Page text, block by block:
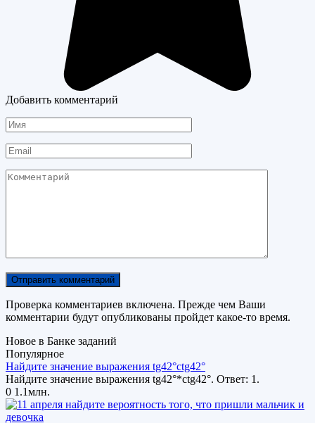
Добавить комментарий
Имя
Email
Комментарий
Проверка комментариев включена. Прежде чем Ваши
комментарии будут опубликованы пройдет какое-то время.
Новое в Банке заданий
Популярное
Найдите значение выражения tg42°ctg42°
Найдите значение выражения tg42°*ctg42°. Ответ: 1.
0 1.1млн.